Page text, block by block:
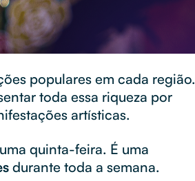
populares em cada região.
toda essa riqueza por
artísticas.
quinta-feira. É uma
durante toda a semana.